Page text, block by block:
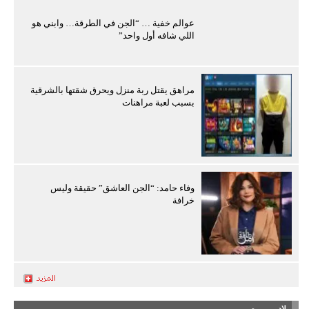
عوالم خفية … “الجن في الطرقة… وابني هو
اللي شافه أول واحد”
مراهق يقتل ربة منزل ويحرق شقتها بالشرقية
بسبب لعبة مراهنات
وفاء حامد: “الجن العاشق” حقيقة وليس
خرافة